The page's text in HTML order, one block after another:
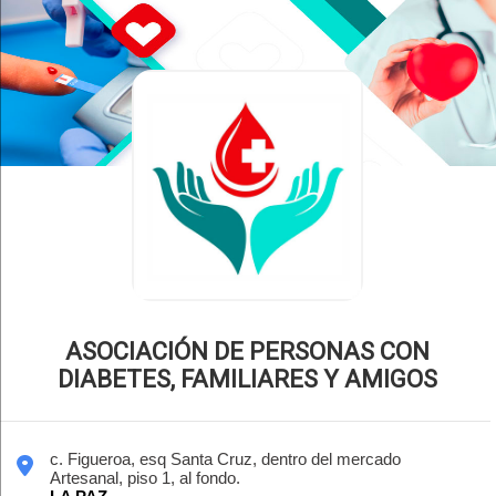
ASOCIACIÓN DE PERSONAS CON
DIABETES, FAMILIARES Y AMIGOS
c. Figueroa, esq Santa Cruz, dentro del mercado
Artesanal, piso 1, al fondo.